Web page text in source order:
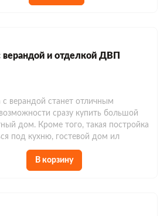
верандой и отделкой ДВП
верандой станет отличным
сразу купить большой
дом. Кроме того, такая постройка
под кухню, гостевой дом ил
В корзину